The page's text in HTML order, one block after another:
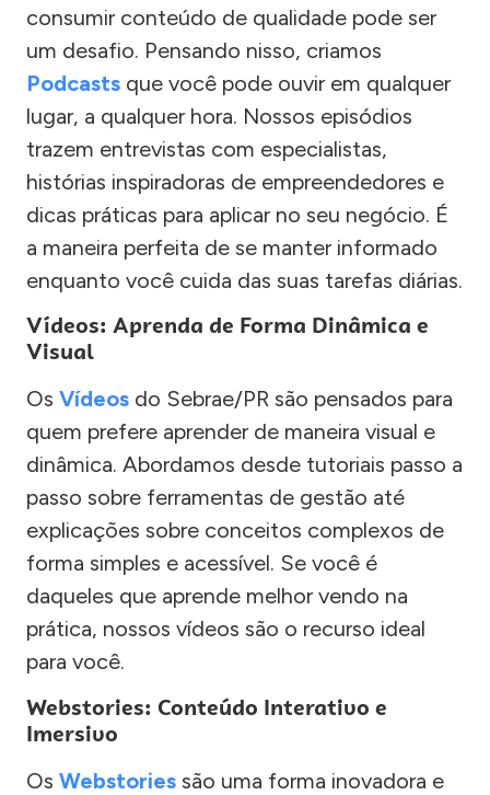
consumir conteúdo de qualidade pode ser
um desafio. Pensando nisso, criamos
Podcasts que você pode ouvir em qualquer
lugar, a qualquer hora. Nossos episódios
trazem entrevistas com especialistas,
histórias inspiradoras de empreendedores e
dicas práticas para aplicar no seu negócio. É
a maneira perfeita de se manter informado
enquanto você cuida das suas tarefas diárias.
Vídeos: Aprenda de Forma Dinâmica e
Visual
Os Vídeos do Sebrae/PR são pensados para
quem prefere aprender de maneira visual e
dinâmica. Abordamos desde tutoriais passo a
passo sobre ferramentas de gestão até
explicações sobre conceitos complexos de
forma simples e acessível. Se você é
daqueles que aprende melhor vendo na
prática, nossos vídeos são o recurso ideal
para você.
Webstories: Conteúdo Interativo e
Imersivo
Os Webstories são uma forma inovadora e